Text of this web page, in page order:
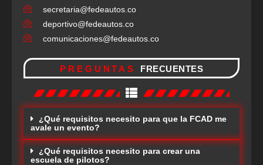
secretaria@fedeautos.co
deportivo@fedeautos.co
comunicaciones@fedeautos.co
PREGUNTAS FRECUENTES
¿Qué requisitos necesito para que la FCAD me
avale un evento?
¿Qué requisitos necesito para crear una
escuela de pilotos?